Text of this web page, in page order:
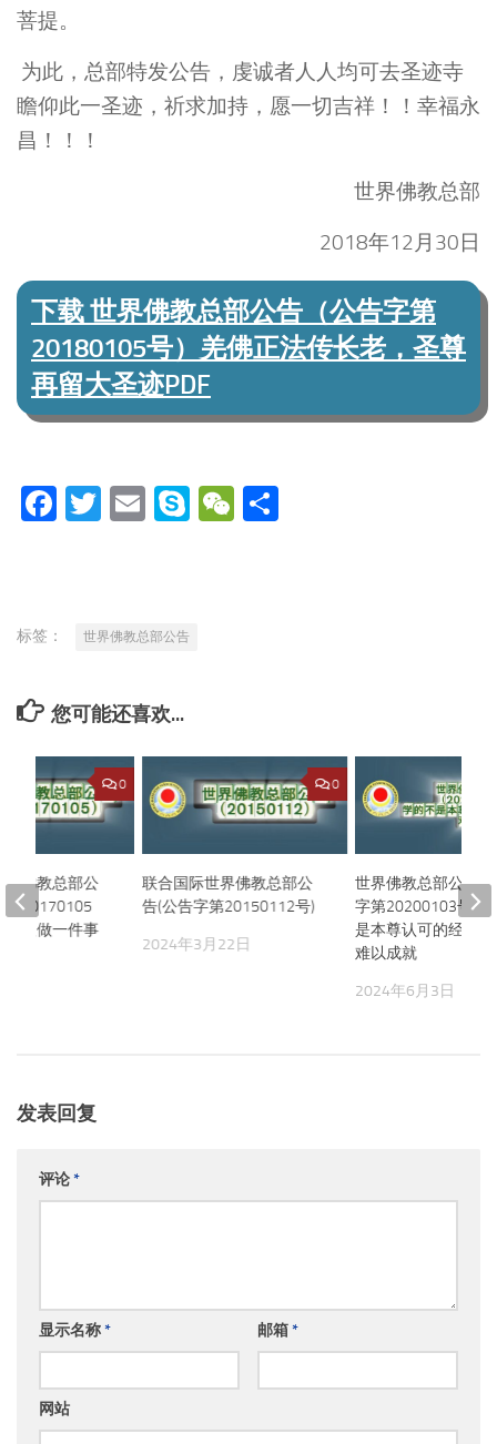
菩提。
为此，总部特发公告，虔诚者人人均可去圣迹寺
瞻仰此一圣迹，祈求加持，愿一切吉祥！！幸福永
昌！！！
世界佛教总部
2018年12月30日
下载 世界佛教总部公告（公告字第
20180105号）羌佛正法传长老，圣尊
再留大圣迹PDF
Facebook
Twitter
EmailSkypeWeChat
标签： 世界佛教总部公告
您可能还喜欢...
0
联合国际世界佛教总部公
告(公告字第20150112号)
2024年3月22日
世界佛教总部公告
字第20200103号）
是本尊认可的经书
难以成就
2024年6月3日
0
界佛教总部公
第20170105
老只做一件事
发表回复
评论*
显示名称* 邮箱*
网站